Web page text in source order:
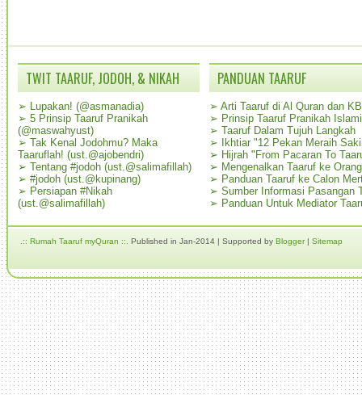
TWIT TAARUF, JODOH, & NIKAH
➢ Lupakan! (@asmanadia)
➢ 5 Prinsip Taaruf Pranikah
(@maswahyust)
➢ Tak Kenal Jodohmu? Maka
Taaruflah! (ust.@ajobendri)
➢ Tentang #jodoh (ust.@salimafillah)
➢ #jodoh (ust.@kupinang)
➢ Persiapan #Nikah
(ust.@salimafillah)
PANDUAN TAARUF
➢ Arti Taaruf di Al Quran dan
➢ Prinsip Taaruf Pranikah Islami
➢ Taaruf Dalam Tujuh Langkah
➢
Ikhtiar "12 Pekan Meraih
➢ Hijrah "From Pacaran To
➢ Mengenalkan Taaruf ke
➢ Panduan Taaruf ke Calon
➢ Sumber Informasi Pasangan
➢ Panduan Untuk Mediator
.:: Rumah Taaruf myQuran ::. Published in Jan-2014 | Supported by Blogger| Sitemap